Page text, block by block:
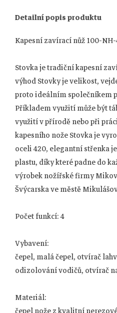
Detailní popis produktu
Kapesní zavírací nůž 100-
Stovka je tradiční kapesní
výhod Stovky je velikost,
proto ideálním společníkem
Příkladem využití může být
využití v přírodě nebo při
kapesního nože Stovka je
oceli 420, elegantní střenka
plastu, díky které padne do
výrobek nožířské firmy
Švýcarska ve městě
Počet funkcí: 4
Vybavení:
čepel, malá čepel, otvírač
odizolování vodičů, otvírač
Materiál: